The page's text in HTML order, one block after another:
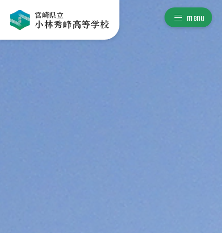
宮崎県立
小林秀峰高等学校
menu